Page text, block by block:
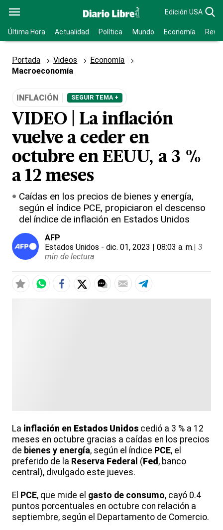
Edición USA
Última Hora Actualidad Política Mundo Economía
Portada Videos
Economía
Macroeconomía
INFLACIÓN SEGUIR TEMA +
VIDEO | La inflación
vuelve a ceder en
octubre en EEUU, a 3 %
a 12 meses
Caídas en los precios de bienes y energía,
según el índice PCE, propiciaron el descenso
del índice de inflación en Estados Unidos
AFP
Estados Unidos - dic. 01, 2023 | 08:03 a. m.| 3
min de lectura
La inflación en Estados Unidos cedió a 3 % a 12
meses en octubre gracias a caídas en los precios
de bienes y energía, según el índice PCE, el
preferido de la Reserva Fed eral ( Fed , banco
central), divulgado este jueves.
El PCE, que mide el gasto de consumo, cayó 0.4
puntos porcentuales en octubre con relación a
septiembre, según el Departamento de Comercio.